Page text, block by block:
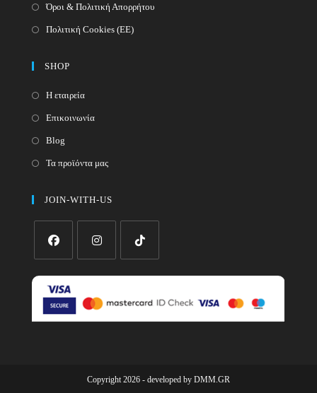
Όροι & Πολιτική Απορρήτου
Πολιτική Cookies (ΕΕ)
SHOP
Η εταιρεία
Επικοινωνία
Blog
Τα προϊόντα μας
JOIN-WITH-US
new
new
a
new
Copyright 2026 - developed by DMM.GR